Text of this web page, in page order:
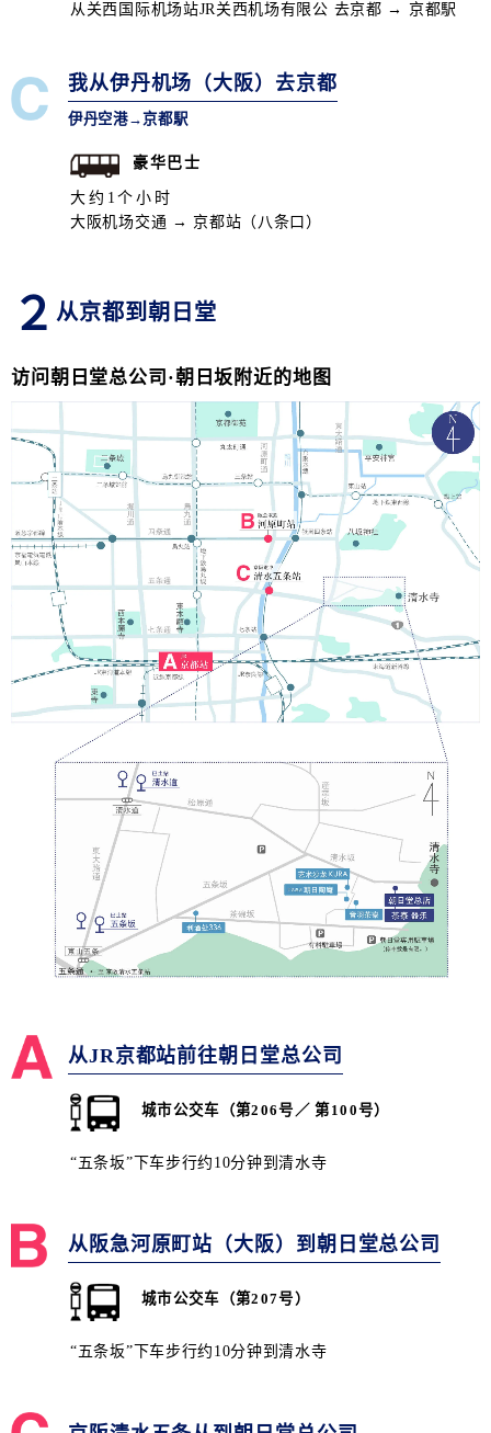
从关西国际机场站JR关西机场有限公 去京都 → 京都駅
我从伊丹机场（大阪）去京都
伊丹空港→京都駅
豪华巴士
大约1个小时
大阪机场交通 → 京都站（八条口）
２从京都到朝日堂
访问朝日堂总公司·朝日坂附近的地图
从JR京都站前往朝日堂总公司
城市公交车（第206号／ 第100号）
“五条坂”下车步行约10分钟到清水寺
从阪急河原町站（大阪）到朝日堂总公司
城市公交车（第207号）
“五条坂”下车步行约10分钟到清水寺